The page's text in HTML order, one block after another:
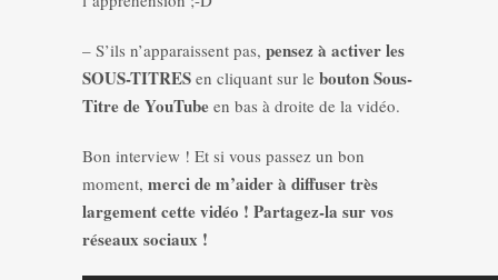
– S’ils n’apparaissent pas, pensez à activer les
SOUS-TITRES en cliquant sur le bouton Sous-
Titre de YouTube en bas à droite de la vidéo.
Bon interview ! Et si vous passez un bon
moment, merci de m’aider à diffuser très
largement cette vidéo ! Partagez-la sur vos
réseaux sociaux !